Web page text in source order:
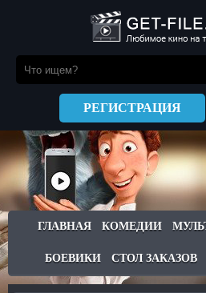
РЕГИСТРАЦИЯ
ГЛАВНАЯ КОМЕДИИ
БОЕВИКИ СТОЛ ЗАКАЗОВ